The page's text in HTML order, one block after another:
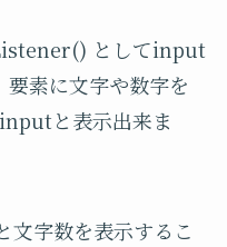
としてinput
素に文字や数字を
と表示出来ま
字数を表示するこ